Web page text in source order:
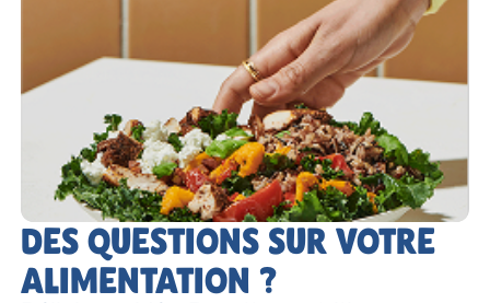
DES QUESTIONS SUR VOTRE
ALIMENTATION ?